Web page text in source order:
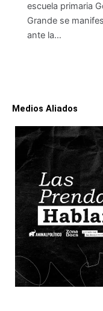
escuela primaria
Grande se
ante la…
Medios Aliados